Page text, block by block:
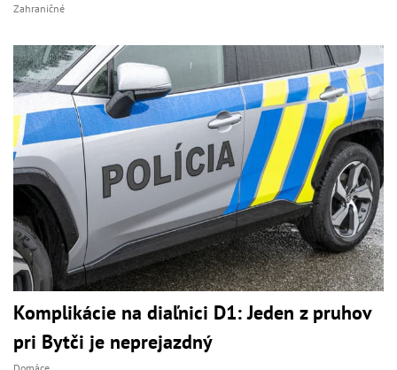
Zahraničné
Komplikácie na diaľnici D1: Jeden z pruhov
pri Bytči je neprejazdný